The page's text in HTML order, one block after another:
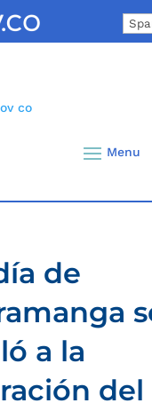
co
de
a la
del